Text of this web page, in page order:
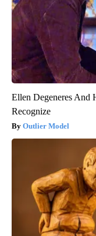
Ellen Degeneres And
Recognize
Outlier Model